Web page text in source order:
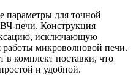
параметры для точной
печи. Конструкция
исключающую
микроволновой печи.
в комплект поставки, что
и удобной.